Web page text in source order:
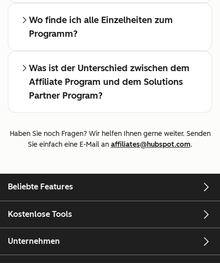
Wo finde ich alle Einzelheiten zum
Programm?
Was ist der Unterschied zwischen dem
Affiliate Program und dem Solutions
Partner Program?
Haben Sie noch Fragen? Wir helfen Ihnen gerne weiter. Senden
Sie einfach eine E-Mail an affiliates@hubspot.com.
Beliebte Features
Kostenlose Tools
Unternehmen